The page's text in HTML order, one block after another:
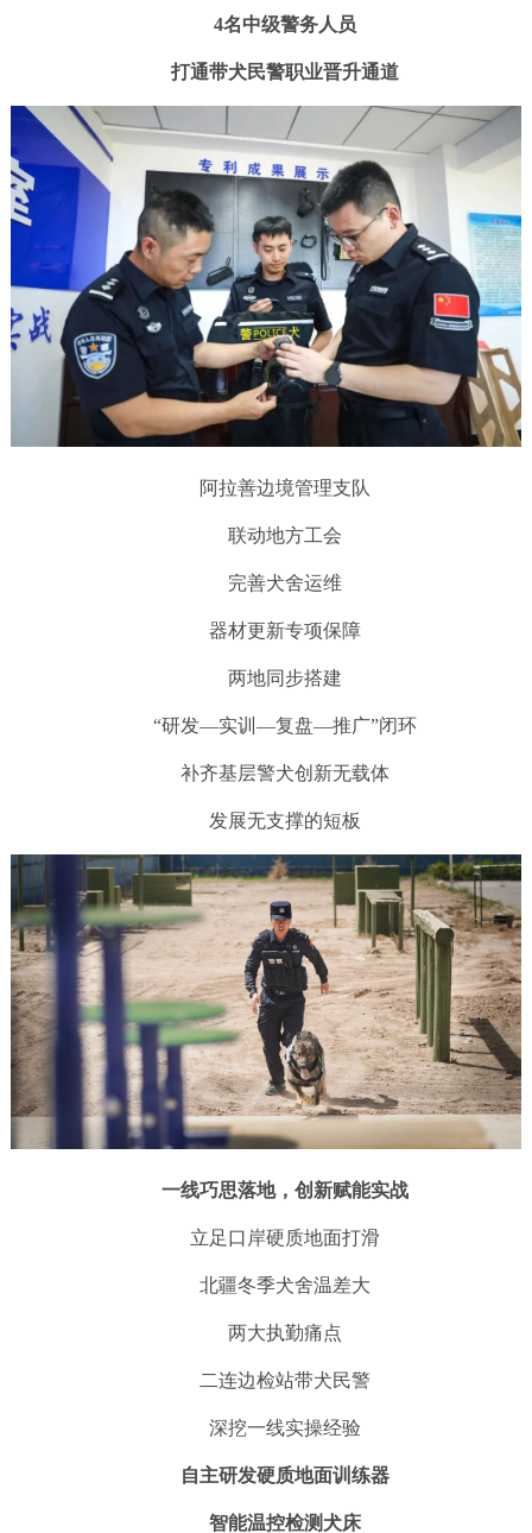
4名中级警务人员
打通带犬民警职业晋升通道
阿拉善边境管理支队
联动地方工会
完善犬舍运维
器材更新专项保障
两地同步搭建
“研发—实训—复盘—推广”闭环
补齐基层警犬创新无载体
发展无支撑的短板
一线巧思落地，创新赋能实战
立足口岸硬质地面打滑
北疆冬季犬舍温差大
两大执勤痛点
二连边检站带犬民警
深挖一线实操经验
自主研发硬质地面训练器
智能温控检测犬床